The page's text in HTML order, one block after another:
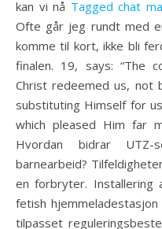
kan vi nå Tagged chat
Ofte går jeg rundt med
komme til kort, ikke bli
finalen. 19, says: “The
Christ redeemed us, not
substituting Himself for
which pleased Him far
Hvordan bidrar
barnearbeid?
en forbryter. Installering
fetish
tilpasset